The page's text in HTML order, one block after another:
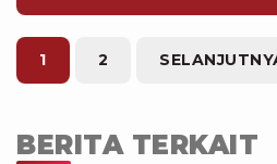
terbukti bersalah
layanan darurat sebagai
kericuhan pada suporter
ingin menyelamatkan
1 2
BERITA TERKAIT